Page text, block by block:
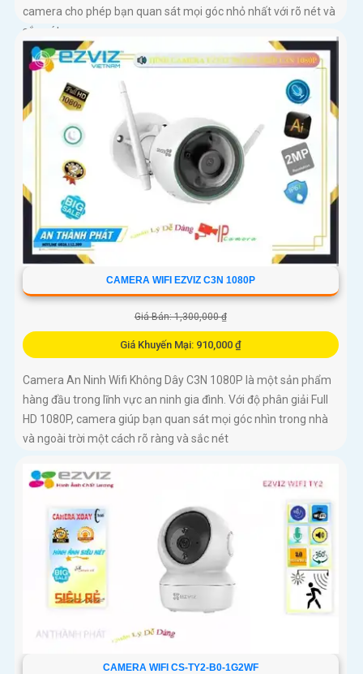
camera cho phép bạn quan sát mọi góc nhỏ nhất với rõ nét và
sắc nét
CAMERA WIFI EZVIZ C3N 1080P
Giá Bán: 1,300,000 ₫
Giá Khuyến Mại: 910,000 ₫
Camera An Ninh Wifi Không Dây C3N 1080P là một sản phẩm
hàng đầu trong lĩnh vực an ninh gia đình. Với độ phân giải Full
HD 1080P, camera giúp bạn quan sát mọi góc nhìn trong nhà
và ngoài trời một cách rõ ràng và sắc nét
CAMERA WIFI CS-TY2-B0-1G2WF